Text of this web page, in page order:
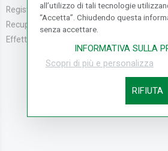
Registrati
Recupera la Passwo...
Effettua un Reso
CASH
all’utilizzo di tali tecnologie
“Accetta”. Chiudendo questa
senza accettare.
INFORMATIVA SULLA
Scopri di più e personalizza
RIFIUTA